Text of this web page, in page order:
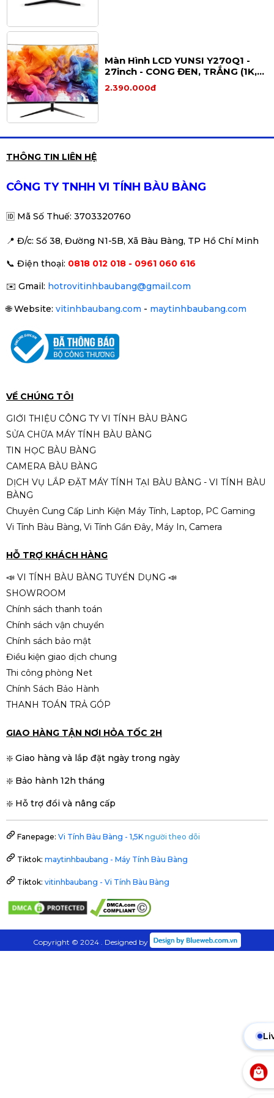
Setup PC màn hình lớn 27 inch 💻🎮
Màn Hình LCD YUNSI Y270Q1 -
27inch - CONG ĐEN, TRẮNG (1K,
120Hz,)
2.390.000đ
2.690.000đ 3.190.000đ
inch FHD IPS | 180Hz | 1ms | AMD
Màn hình Gaming MSI MAG
275QF 2K | 27 inch, QHD, IPS,
-14%
0,5Ms
THÔNG TIN LIÊN HỆ
CÔNG TY TNHH VI TÍNH BÀU BÀNG
🆔 Mã Số Thuế: 3703320760
📍 Đ/c: Số 38, Đường N1-5B, Xã Bàu Bàng, TP Hồ Chí Minh
📞 Điện thoại: 0818 012 018 - 0961 060 616
✉️ Gmail: hotrovitinhbaubang@gmail.com
🌐Website: vitinhbaubang.com - maytinhbaubang.com
VỀ CHÚNG TÔI
GIỚI THIỆU CÔNG TY VI TÍNH BÀU BÀNG
SỬA CHỮA MÁY TÍNH BÀU BÀNG
TIN HỌC BÀU BÀNG
CAMERA BÀU BÀNG
DỊCH VỤ LẮP ĐẶT MÁY TÍNH TẠI BÀU BÀNG - VI TÍNH BÀU
BÀNG
Chuyên Cung Cấp Linh Kiện Máy Tính, Laptop, PC Gaming
Vi Tính Bàu Bàng, Vi Tính Gần Đây, Máy In, Camera
HỖ TRỢ KHÁCH HÀNG
📣 VI TÍNH BÀU BÀNG TUYỂN DỤNG 📣
SHOWROOM
Chính sách thanh toán
Chính sách vận chuyển
Chính sách bảo mật
Điều kiện giao dịch chung
Thi công phòng Net
Chính Sách Bảo Hành
THANH TOÁN TRẢ GÓP
GIAO HÀNG TẬN NƠI HỎA TỐC 2H
❇️ Giao hàng và lắp đặt ngày trong ngày
❇️ Bảo hành 12h tháng
❇️ Hỗ trợ đổi và nâng cấp
Fanepage: Vi Tính Bàu Bàng - 1,5K người theo dõi
Tiktok: maytinhbaubang - Máy Tính Bàu Bàng
Tiktok: vitinhbaubang - Vi Tính Bàu Bàng
Copyright © 2024 . Designed by